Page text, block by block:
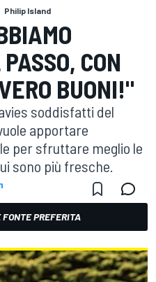
Philip Island
CON
BUONI!"
soddisfatti del
apportare
per sfruttare meglio le
sono più fresche.
FONTE PREFERITA